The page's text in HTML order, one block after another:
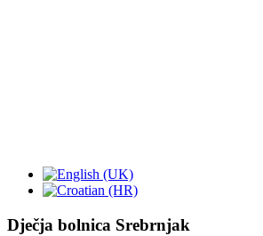
Dječja bolnica Srebrnjak